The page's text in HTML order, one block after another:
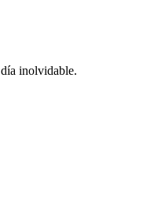
inolvidable.